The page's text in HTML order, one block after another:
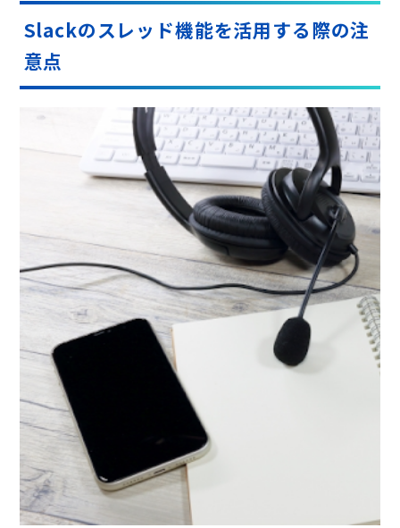
Slackのスレッド機能を活用する際の注
意点